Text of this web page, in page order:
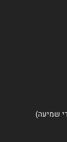
שמיעה)